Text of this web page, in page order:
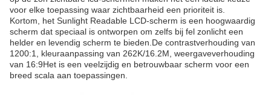
voor elke toepassing waar zichtbaarheid een prioriteit is.
Kortom, het Sunlight Readable LCD-scherm is een hoogwaardig
scherm dat speciaal is ontworpen om zelfs bij fel zonlicht een
helder en levendig scherm te bieden.De contrastverhouding van
1200:1, kleuraanpassing van 262K/16.2M, weergaveverhouding
van 16:9Het is een veelzijdig en betrouwbaar scherm voor een
breed scala aan toepassingen.